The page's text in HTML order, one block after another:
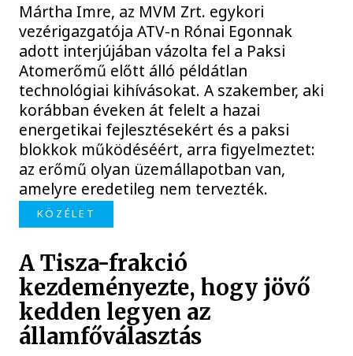
Mártha Imre, az MVM Zrt. egykori
vezérigazgatója ATV-n Rónai Egonnak
adott interjújában vázolta fel a Paksi
Atomerőmű előtt álló példátlan
technológiai kihívásokat. A szakember, aki
korábban éveken át felelt a hazai
energetikai fejlesztésekért és a paksi
blokkok működéséért, arra figyelmeztet:
az erőmű olyan üzemállapotban van,
amelyre eredetileg nem tervezték.
KÖZÉLET
A Tisza-frakció
kezdeményezte, hogy jövő
kedden legyen az
államfőválasztás